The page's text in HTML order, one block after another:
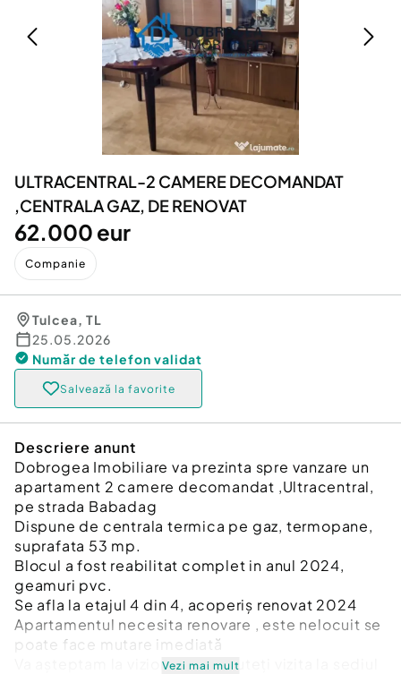
Servicii
Animale de companie
Afaceri și echipamente profesionale
Inchiriere Bunuri si Vehicule
Utilaje agricole si industriale
Piese auto si accesorii
Dacia Duster
ULTRACENTRAL-2 CAMERE DECOMANDAT
,CENTRALA GAZ, DE RENOVAT
62.000 eur
Companie
Tulcea, TL
25.05.2026
Număr de telefon validat
Salvează la favorite
Descriere anunt
Dobrogea Imobiliare va prezinta spre vanzare un
apartament 2 camere decomandat ,Ultracentral,
pe strada Babadag
Dispune de centrala termica pe gaz, termopane,
suprafata 53 mp.
Blocul a fost reabilitat complet in anul 2024,
geamuri pvc.
Se afla la etajul 4 din 4, acoperiș renovat 2024
Apartamentul necesita renovare , este nelocuit se
poate face mutare imediată
Va așteptam la vizionare! Ne puteți vizita la sediul
Vezi mai mult